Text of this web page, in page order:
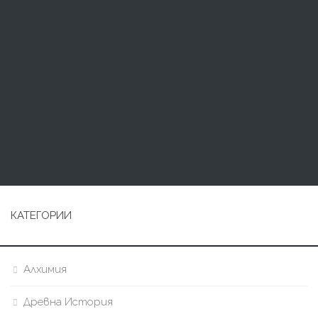
КАТЕГОРИИ
Алхимия
Древна История